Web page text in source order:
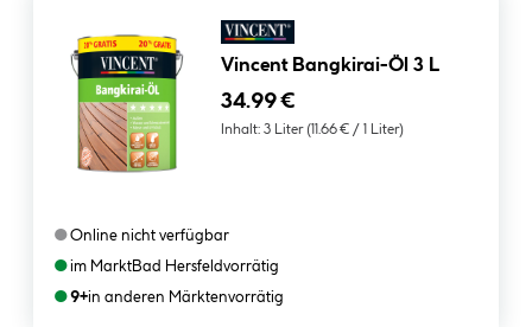
Vincent Bangkirai-Öl 3 L
34.99 €
Inhalt: 3 Liter (11.66 € / 1 Liter)
●Online nicht verfügbar
●im MarktBad Hersfeldvorrätig
●9+in anderen Märktenvorrätig